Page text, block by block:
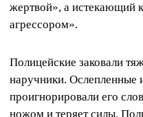
жертвой», а
агрессором».
Полицейские заковали
наручники. Ослепленные
проигнорировали его
ножом и теряет силы.